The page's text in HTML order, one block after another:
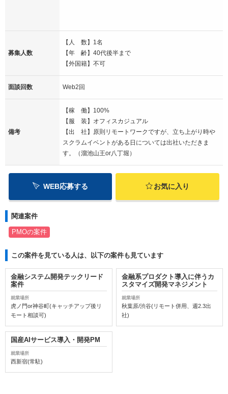
募集人数
【人 数】1名
【年 齢】40代後半まで
【外国籍】不可
面談回数 Web2回
備考
【稼 働】100%
【服 装】オフィスカジュアル
【出 社】原則リモートワークですが、立ち上がり時や
スクラムイベントがある日については出社いただきま
す。（溜池山王or八丁堀）
WEB応募する お気に入り
関連案件
PMOの案件
この案件を見ている人は、以下の案件も見ています
金融システム開発テックリード
案件
就業場所
虎ノ門or神谷町(キャッチアップ後リ
モート相談可)
金融系プロダクト導入に伴うカ
スタマイズ開発マネジメント
就業場所
秋葉原/渋谷(リモート併用、週2.3出
社)
国産AIサービス導入・開発PM
就業場所
西新宿(常駐)